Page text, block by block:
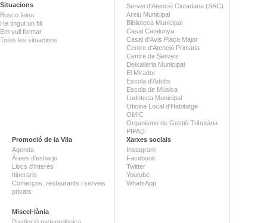
Situacions
Busco feina
He tingut un fill
Em vull formar
Totes les situacions
Servei d'Atenció Ciutadana (SAC)
Arxiu Municipal
Biblioteca Municipal
Casal Catalunya
Casal d'Avis Plaça Major
Centre d'Atenció Primària
Centre de Serveis
Deixalleria Municipal
El Mirador
Escola d'Adults
Escola de Música
Ludoteca Municipal
Oficina Local d'Habitatge
OMIC
Organisme de Gestió Tributària
PIPAD
Promoció de la Vila
Agenda
Àrees d'esbarjo
Llocs d'interès
Itineraris
Comerços, restaurants i serveis
privats
Miscel·lània
Xarxes socials
Instagram
Facebook
Twitter
Youtube
WhatsApp